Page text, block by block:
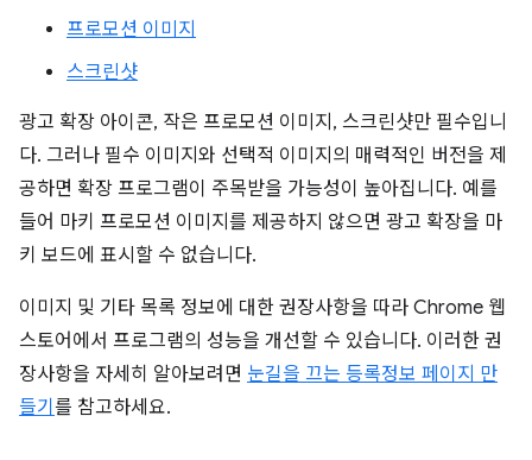
프로모션 이미지
스크린샷
광고 확장 아이콘, 작은 프로모션 이미지, 스크린샷만 필수입니
다. 그러나 필수 이미지와 선택적 이미지의 매력적인 버전을 제
공하면 확장 프로그램이 주목받을 가능성이 높아집니다. 예를
들어 마키 프로모션 이미지를 제공하지 않으면 광고 확장을 마
키 보드에 표시할 수 없습니다.
이미지 및 기타 목록 정보에 대한 권장사항을 따라 Chrome 웹
스토어에서 프로그램의 성능을 개선할 수 있습니다. 이러한 권
장사항을 자세히 알아보려면 눈길을 끄는 등록정보 페이지 만
들기 를 참고하세요.